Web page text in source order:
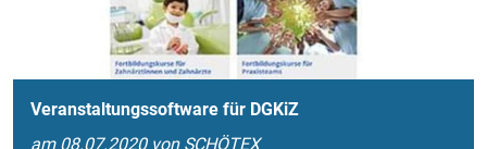
Veranstaltungssoftware für DGKiZ
am 08.07.2020 von SCHÖTEX